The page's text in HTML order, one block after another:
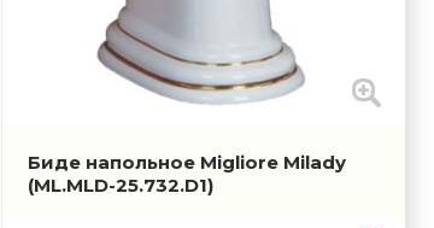
Биде напольное Migliore Milady
(ML.MLD-25.732.D1)